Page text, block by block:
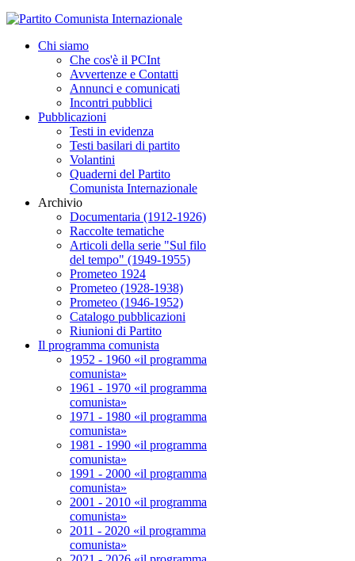
Chi siamo
Che cos'è il PCInt
Avvertenze e Contatti
Annunci e comunicati
Incontri pubblici
Pubblicazioni
Testi in evidenza
Testi basilari di partito
Volantini
Quaderni del Partito
Comunista Internazionale
Archivio
Documentaria (1912-1926)
Raccolte tematiche
Articoli della serie "Sul filo
del tempo" (1949-1955)
Prometeo 1924
Prometeo (1928-1938)
Prometeo (1946-1952)
Catalogo pubblicazioni
Riunioni di Partito
Il programma comunista
1952 - 1960 «il programma
comunista»
1961 - 1970 «il programma
comunista»
1971 - 1980 «il programma
comunista»
1981 - 1990 «il programma
comunista»
1991 - 2000 «il programma
comunista»
2001 - 2010 «il programma
comunista»
2011 - 2020 «il programma
comunista»